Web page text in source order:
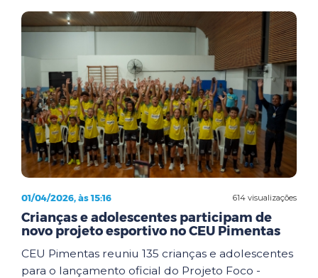
614 visualizações
01/04/2026, às 15:16
Crianças e adolescentes participam de
novo projeto esportivo no CEU Pimentas
CEU Pimentas reuniu 135 crianças e adolescentes
para o lançamento oficial do Projeto Foco -